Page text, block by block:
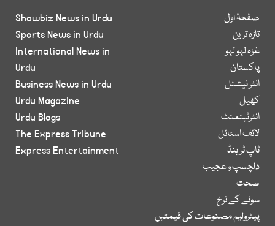
صفحۂ اول
تازہ ترین
غزہ لہو لہو
پاکستان
انٹر نیشنل
کھیل
انٹرٹینمنٹ
لائف اسٹائل
ٹاپ ٹرینڈ
دلچسپ و عجیب
صحت
سونے کے نرخ
پیٹرولیم مصنوعات کی قیمتیں
Showbiz News in Urdu
Sports News in Urdu
International News in
Urdu
Business News in Urdu
Urdu Magazine
Urdu Blogs
The Express Tribune
Express Entertainment